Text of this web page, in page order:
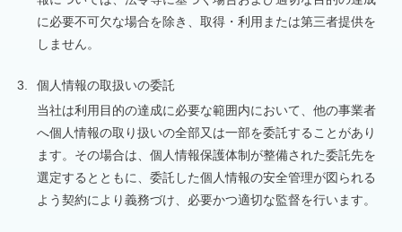
に必要不可欠な場合を除き、取得・利用または第三者提供を
しません。
3.
個人情報の取扱いの委託
当社は利用目的の達成に必要な範囲内において、他の事業者
へ個人情報の取り扱いの全部又は一部を委託することがあり
ます。その場合は、個人情報保護体制が整備された委託先を
選定するとともに、委託した個人情報の安全管理が図られる
よう契約により義務づけ、必要かつ適切な監督を行います。